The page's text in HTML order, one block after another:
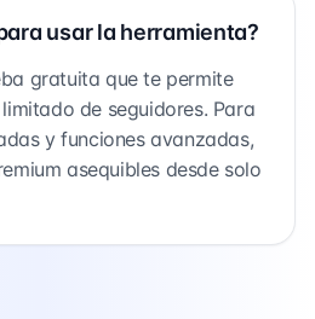
usar la herramienta?
gratuita que te permite
de seguidores. Para
y funciones avanzadas,
asequibles desde solo